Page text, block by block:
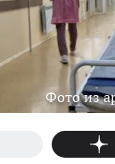
Фото из